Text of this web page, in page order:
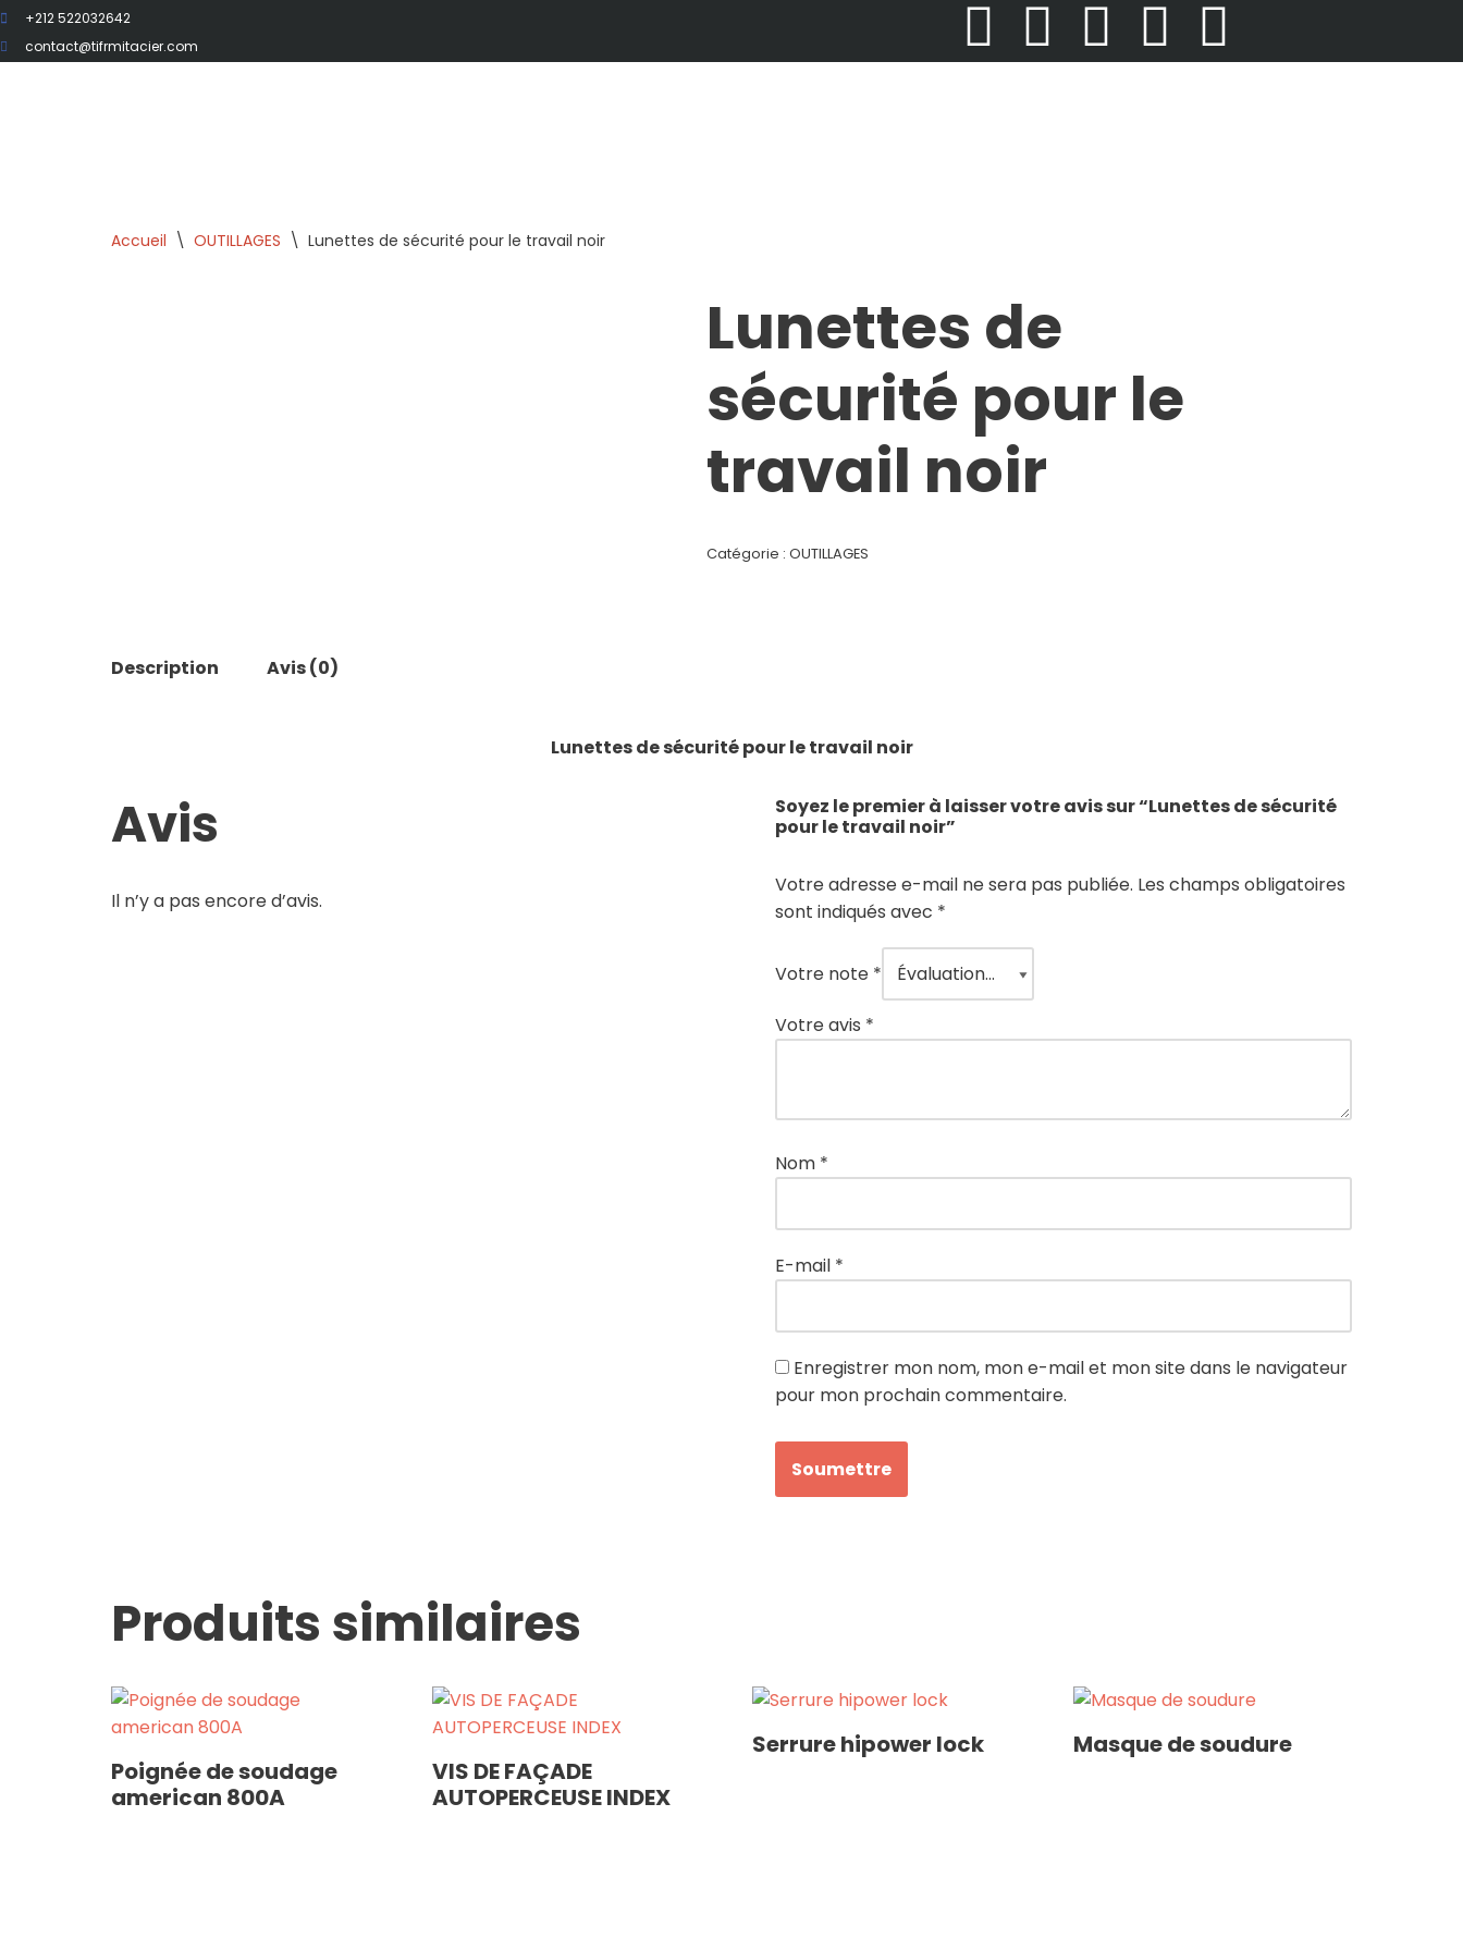
Aller
+212 522032642
contact@tifrmitacier.com
Accueil \ OUTILLAGES \ Lunettes de sécurité pour le travail noir
Lunettes de
sécurité pour le
travail noir
Catégorie :OUTILLAGES
Description Avis (0)
Lunettes de sécurité pour le travail noir
Avis
Il n’y a pas encore d’avis.
Soyez le premier à laisser votre avis sur “Lunettes de sécurité
pour le travail noir”
Votre adresse e-mail ne sera pas publiée. Les champs obligatoires
sont indiqués avec *
Votre note *
Votre avis *
Nom *
E-mail *
Enregistrer mon nom, mon e-mail et mon site dans le navigateur
pour mon prochain commentaire.
Produits similaires
Poignée de soudage
american 800A
VIS DE FAÇADE
AUTOPERCEUSE INDEX
Serrure hipower lock Masque de soudure